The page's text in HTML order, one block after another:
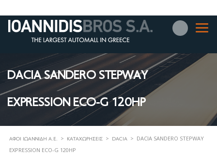
DACIA SANDERO STEPWAY
EXPRESSION ECO-G 120HP
ΑΦΟΊ ΙΩΑΝΝΊΔΗ Α.Ε. > ΚΑΤΑΧΩΡΉΣΕΙΣ > DACIA > DACIA SANDERO STEPWAY
EXPRESSION ECO-G 120HP